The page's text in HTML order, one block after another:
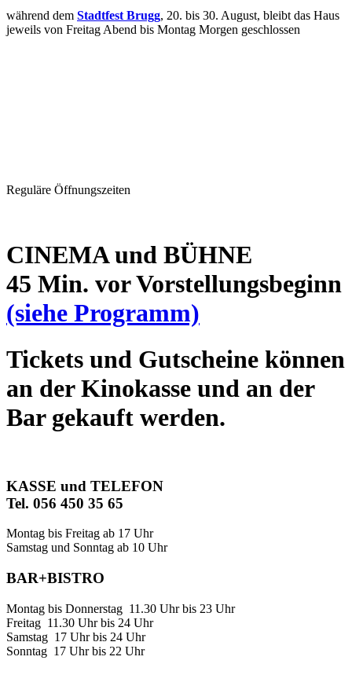
während dem Stadtfest Brugg, 20. bis 30. August, bleibt das Haus
jeweils von Freitag Abend bis Montag Morgen geschlossen
Reguläre Öffnungszeiten
CINEMA und BÜHNE
45 Min. vor Vorstellungsbeginn
(siehe Programm)
Tickets und Gutscheine können
an der Kinokasse und an der
Bar gekauft werden.
KASSE und TELEFON
Tel. 056 450 35 65
Montag bis Freitag ab 17 Uhr
Samstag und Sonntag ab 10 Uhr
BAR+BISTRO
Montag bis Donnerstag 11.30 Uhr bis 23 Uhr
Freitag 11.30 Uhr bis 24 Uhr
Samstag 17 Uhr bis 24 Uhr
Sonntag 17 Uhr bis 22 Uhr